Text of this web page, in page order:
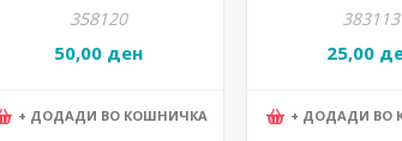
358120
50,00 ден
+ ДОДАДИ ВО КОШНИЧКА
383113
25,00
+ ДОДАДИ ВО